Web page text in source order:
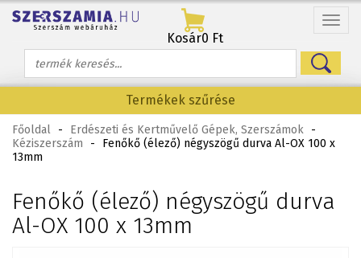
Menü
Kosár0 Ft
Termékek szűrése
Főoldal - Erdészeti és Kertművelő Gépek, Szerszámok -
Kéziszerszám
-
Fenőkő (élező) négyszögű durva Al-OX 100 x
13mm
Fenőkő (élező) négyszögű durva
Al-OX 100 x 13mm